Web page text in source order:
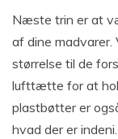
Næste trin er at
af dine
størrelse til de
lufttætte for at
plastbøtter er
hvad der er indeni.